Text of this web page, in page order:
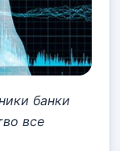
банки
все